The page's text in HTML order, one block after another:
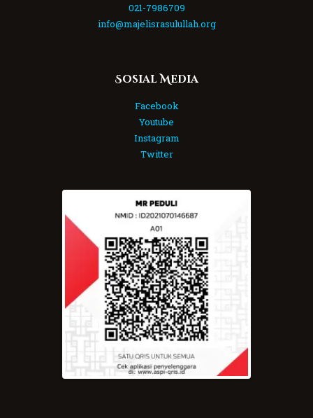
021-7986709
info@majelisrasulullah.org
Sosial Media
Facebook
Youtube
Instagram
Twitter